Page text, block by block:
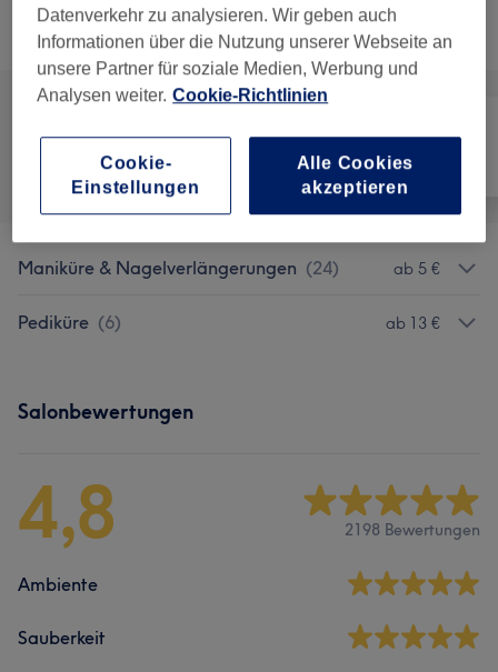
Nicht gefunden wonach du gesucht hast?
Alle Services
Alle
Maniküre & Nagelverlängerungen (24) ab 5 €
Pediküre (6) ab 13 €
Salonbewertungen
4,8 2198 Bewertungen
Ambiente
Sauberkeit
Datenverkehr zu analysieren. Wir geben auch
Informationen über die Nutzung unserer Webseite an
unsere Partner für soziale Medien, Werbung und
Analysen weiter. Cookie-Richtlinien
Cookie-
Einstellungen
Alle Cookies
akzeptieren